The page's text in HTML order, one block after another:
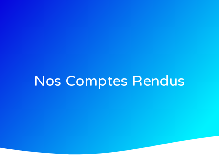
Nos Comptes Rendus